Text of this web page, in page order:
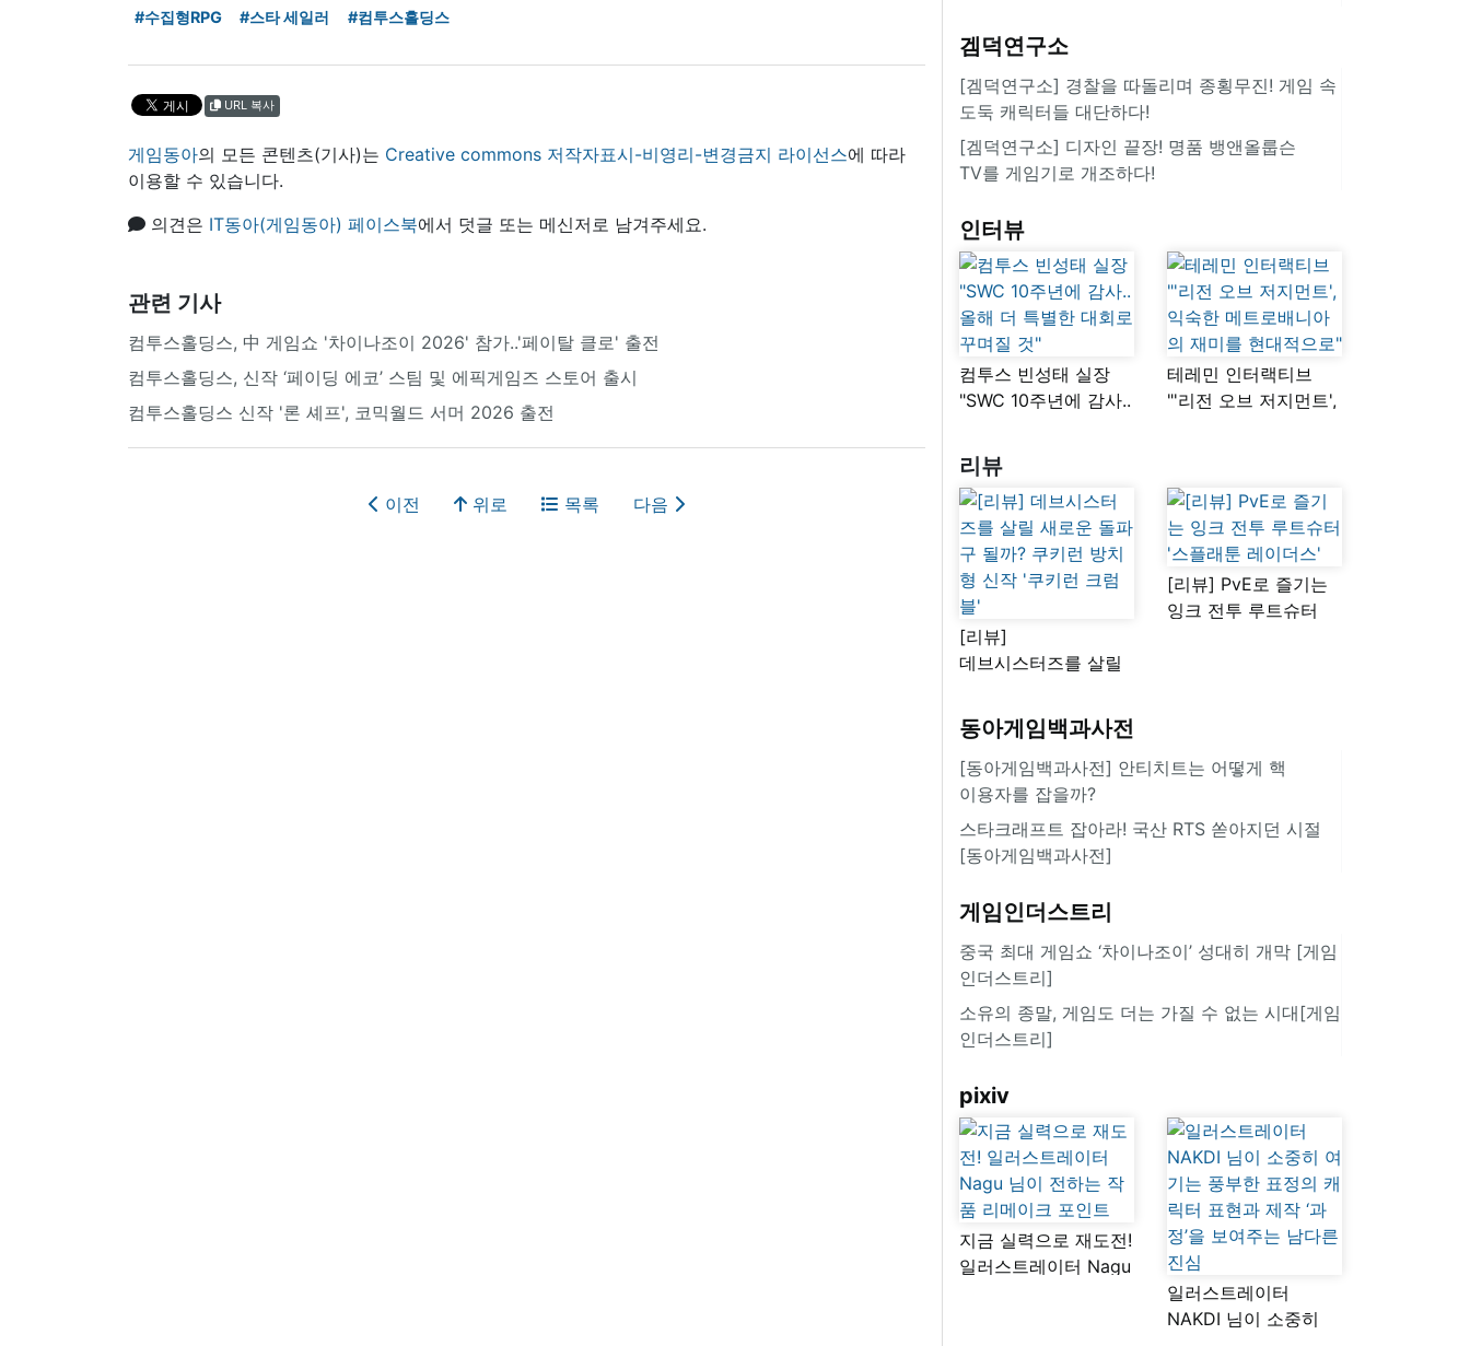
#수집형RPG #스타 세일러 #컴투스홀딩스
URL 복사
게임동아의 모든 콘텐츠(기사)는 Creative commons 저작자표시-비영리-변경금지 라이선스에 따라
이용할 수 있습니다.
의견은 IT동아(게임동아) 페이스북에서 덧글 또는 메신저로 남겨주세요.
관련 기사
컴투스홀딩스, 中 게임쇼 '차이나조이 2026' 참가..'페이탈 클로' 출전
컴투스홀딩스, 신작 ‘페이딩 에코’ 스팀 및 에픽게임즈 스토어 출시
컴투스홀딩스 신작 '론 셰프', 코믹월드 서머 2026 출전
이전 위로 목록 다음
겜덕연구소
[겜덕연구소] 경찰을 따돌리며 종횡무진! 게임 속
도둑 캐릭터들 대단하다!
[겜덕연구소] 디자인 끝장! 명품 뱅앤올룹슨
TV를 게임기로 개조하다!
인터뷰
컴투스 빈성태 실장
"SWC 10주년에 감사..
꾸며질 것"
테레민 인터랙티브
"'리전 오브 저지먼트',
리뷰
[리뷰]
데브시스터즈를 살릴
쿠키런 방치형 신작
'쿠키런 크럼블'
[리뷰] PvE로 즐기는
잉크 전투 루트슈터
동아게임백과사전
[동아게임백과사전] 안티치트는 어떻게 핵
이용자를 잡을까?
스타크래프트 잡아라! 국산 RTS 쏟아지던 시절
[동아게임백과사전]
게임인더스트리
중국 최대 게임쇼 ‘차이나조이’ 성대히 개막 [게임
인더스트리]
소유의 종말, 게임도 더는 가질 수 없는 시대[게임
인더스트리]
pixiv
지금 실력으로 재도전!
일러스트레이터 Nagu
일러스트레이터
NAKDI 님이 소중히